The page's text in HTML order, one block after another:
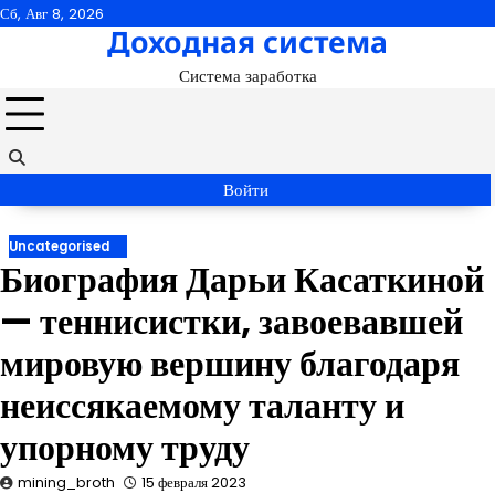
Перейти
Сб, Авг 8, 2026
Доходная система
Система заработка
Войти
Uncategorised
Биография Дарьи Касаткиной
— теннисистки, завоевавшей
мировую вершину благодаря
неиссякаемому таланту и
упорному труду
mining_broth 15 февраля 2023